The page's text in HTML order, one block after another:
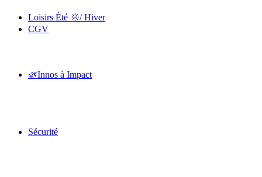
CGV
Loisirs Été 🌞/ Hiver
🌿Innos à Impact
Sécurité